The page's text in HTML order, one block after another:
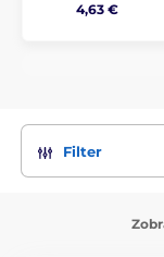
4,63 €
Filter